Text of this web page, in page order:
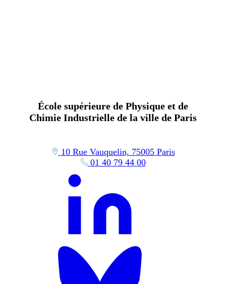
École supérieure de Physique et de
Chimie Industrielle de la ville de Paris
10 Rue Vauquelin, 75005 Paris
01 40 79 44 00